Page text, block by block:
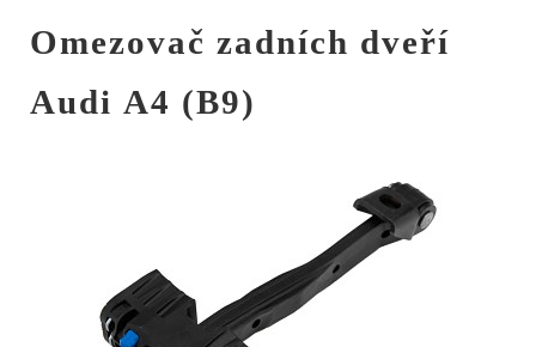
Omezovač zadních dveří
Audi A4 (B9)